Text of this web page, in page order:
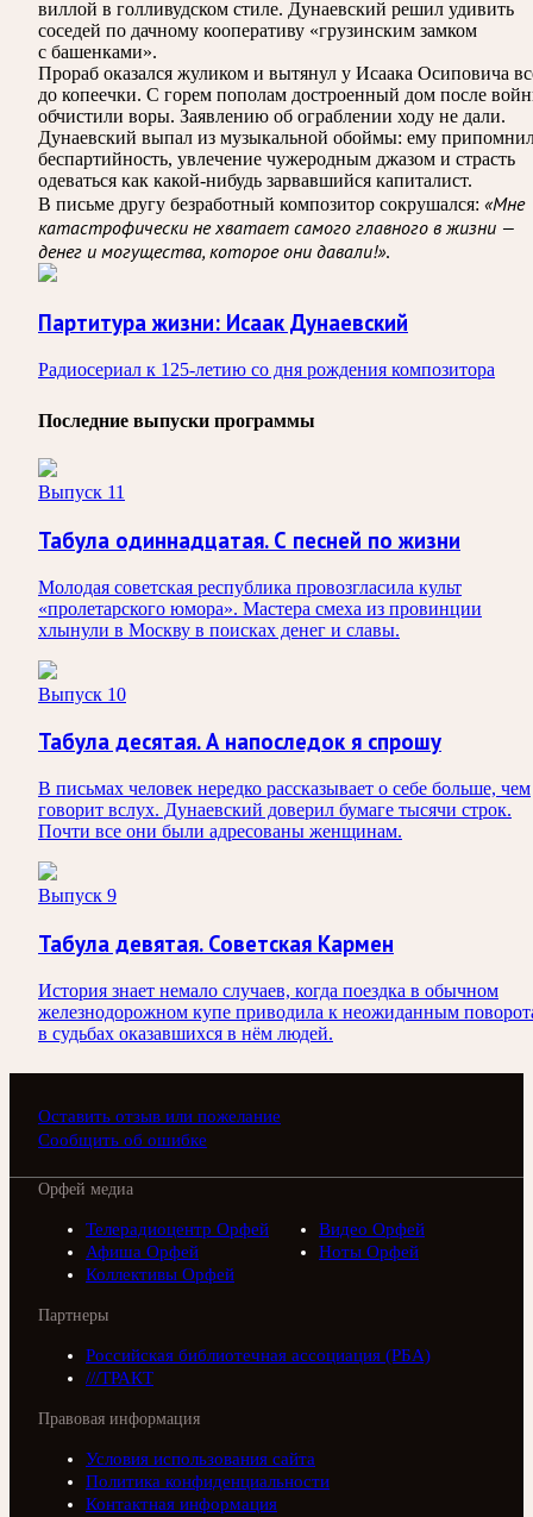
виллой в голливудском стиле. Дунаевский решил удивить
соседей по дачному кооперативу «грузинским замком
с башенками».
Прораб оказался жуликом и вытянул у Исаака Осиповича
до копеечки. С горем пополам достроенный дом после
обчистили воры. Заявлению об ограблении ходу не дали.
Дунаевский выпал из музыкальной обоймы: ему
беспартийность, увлечение чужеродным джазом и страсть
одеваться как какой-нибудь зарвавшийся капиталист.
В письме другу безработный композитор сокрушался: «Мне
катастрофически не хватает самого главного в жизни —
денег и могущества, которое они давали!».
Партитура жизни: Исаак Дунаевский
Радиосериал к 125-летию со дня рождения композитора
Последние выпуски программы
Выпуск 11
Табула одиннадцатая. С песней по жизни
Молодая советская республика провозгласила культ
«пролетарского юмора». Мастера смеха из провинции
хлынули в Москву в поисках денег и славы.
Выпуск 10
Табула десятая. А напоследок я спрошу
В письмах человек нередко рассказывает о себе больше, чем
говорит вслух. Дунаевский доверил бумаге тысячи строк.
Почти все они были адресованы женщинам.
Выпуск 9
Табула девятая. Советская Кармен
История знает немало случаев, когда поездка в обычном
железнодорожном купе приводила к неожиданным
в судьбах оказавшихся в нём людей.
Оставить отзыв или пожелание
Сообщить об ошибке
Орфей медиа
Телерадиоцентр Орфей
Видео Орфей
Афиша Орфей
Ноты Орфей
Коллективы Орфей
Партнеры
Российская библиотечная ассоциация (РБА)
///ТРАКТ
Правовая информация
Условия использования сайта
Политика конфиденциальности
Контактная информация